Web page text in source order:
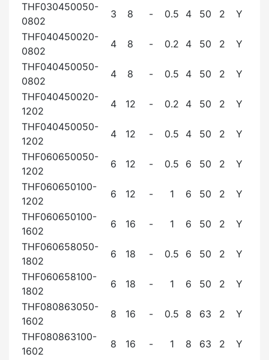
THF030450050-
0802
3 8 - 0.5 4 50 2
Y
THF040450020-
0802
4 8 - 0.2 4 50 2
Y
THF040450050-
0802
4 8 - 0.5 4 50 2
Y
THF040450020-
1202
4 12 - 0.2 4 50 2
Y
THF040450050-
1202
4 12 - 0.5 4 50 2
Y
THF060650050-
1202
6 12 - 0.5 6 50 2
Y
THF060650100-
1202
6 12 - 1 6 50 2
Y
THF060650100-
1602
6 16 - 1 6 50 2
Y
THF060658050-
1802
6 18 - 0.5 6 50 2
Y
THF060658100-
1802
6 18 - 1 6 50 2
Y
THF080863050-
1602
8 16 - 0.5 8 63 2
Y
THF080863100-
1602
8 16 - 1 8 63 2
Y